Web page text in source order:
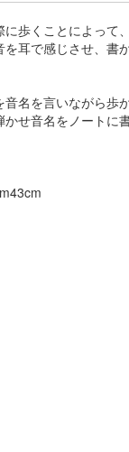
に歩くことによって
耳で感じさせ、書
名を言いながら歩
せ音名をノートに